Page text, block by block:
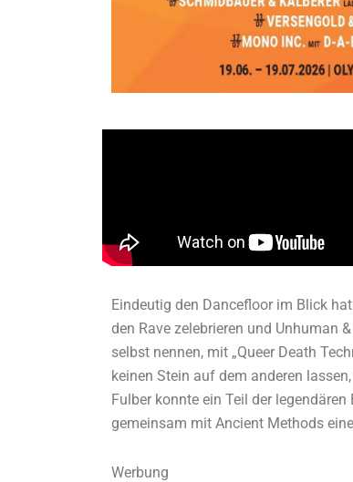
Eindeutig den Dancefloor im Blick
den Rave zelebrieren und Unhuman
selbst nennen, mit „Queer Death
keinen Stein auf dem anderen
Fulber konnte ein Teil der
gemeinsam mit Ancient Methods
Werbung